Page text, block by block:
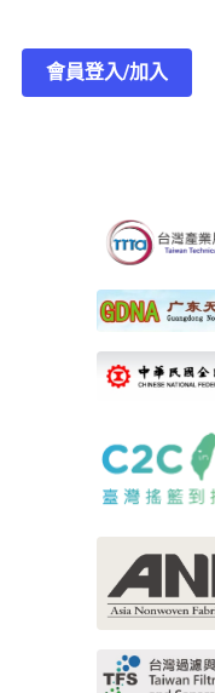
會員登入/加入